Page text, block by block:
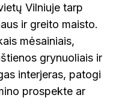
Vilniuje tarp
ir greito maisto.
mėsainiais,
grynuoliais ir
interjeras, patogi
prospekte ar